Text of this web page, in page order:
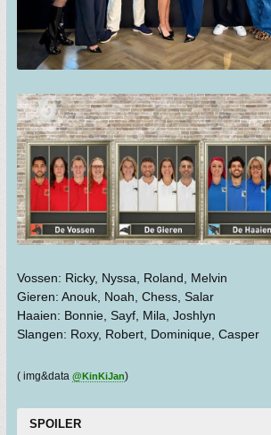
Vossen: Ricky, Nyssa, Roland, Melvin
Gieren: Anouk, Noah, Chess, Salar
Haaien: Bonnie, Sayf, Mila, Joshlyn
Slangen: Roxy, Robert, Dominique, Casper
( img&data @KinKiJan)
SPOILER